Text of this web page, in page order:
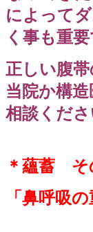
によって
く事も重要
正しい腹帯
当院か構
相談くだ
＊蘊蓄 そ
「鼻呼吸